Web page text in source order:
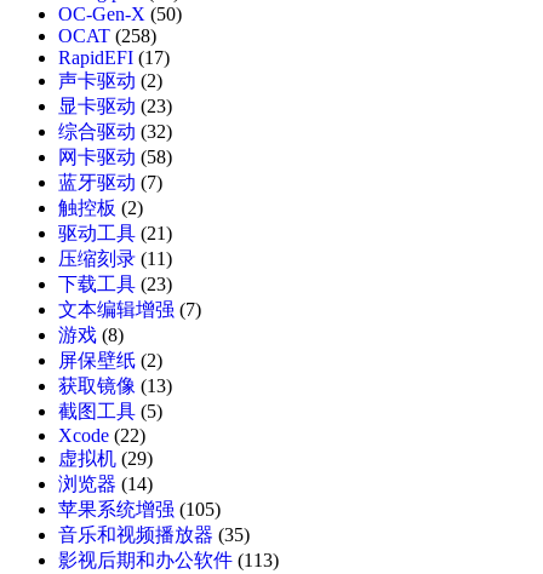
OC-Gen-X (50)
OCAT (258)
RapidEFI (17)
声卡驱动 (2)
显卡驱动 (23)
综合驱动 (32)
网卡驱动 (58)
蓝牙驱动 (7)
触控板 (2)
驱动工具 (21)
压缩刻录 (11)
下载工具 (23)
文本编辑增强 (7)
游戏 (8)
屏保壁纸 (2)
获取镜像 (13)
截图工具 (5)
Xcode (22)
虚拟机 (29)
浏览器 (14)
苹果系统增强 (105)
音乐和视频播放器 (35)
影视后期和办公软件 (113)